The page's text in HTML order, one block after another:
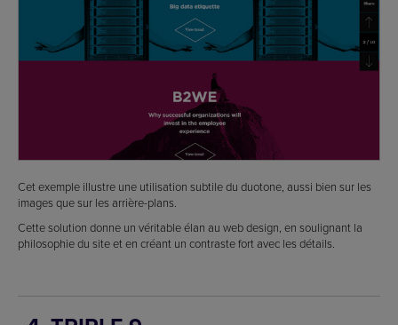
Cet exemple illustre une utilisation subtile du duotone, aussi bien sur les
images que sur les arrière-plans.
Cette solution donne un véritable élan au web design, en soulignant la
philosophie du site et en créant un contraste fort avec les détails.